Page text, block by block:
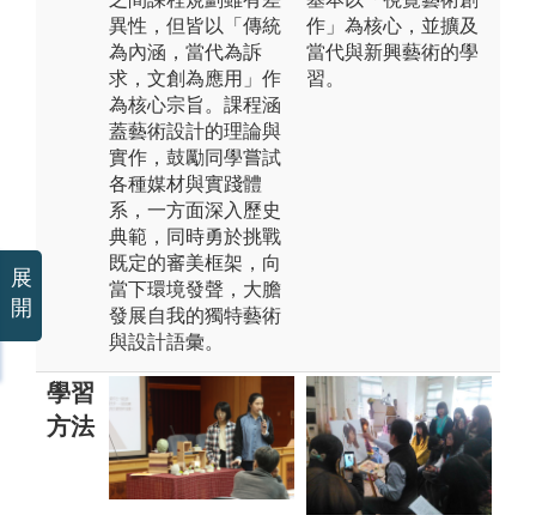
異性，但皆以「傳統
為內涵，當代為訴
求，文創為應用」作
為核心宗旨。課程涵
蓋藝術設計的理論與
實作，鼓勵同學嘗試
各種媒材與實踐體
系，一方面深入歷史
典範，同時勇於挑戰
既定的審美框架，向
當下環境發聲，大膽
發展自我的獨特藝術
與設計語彙。
作」為核心，並擴及
當代與新興藝術的學
習。
學習
方法
展
開